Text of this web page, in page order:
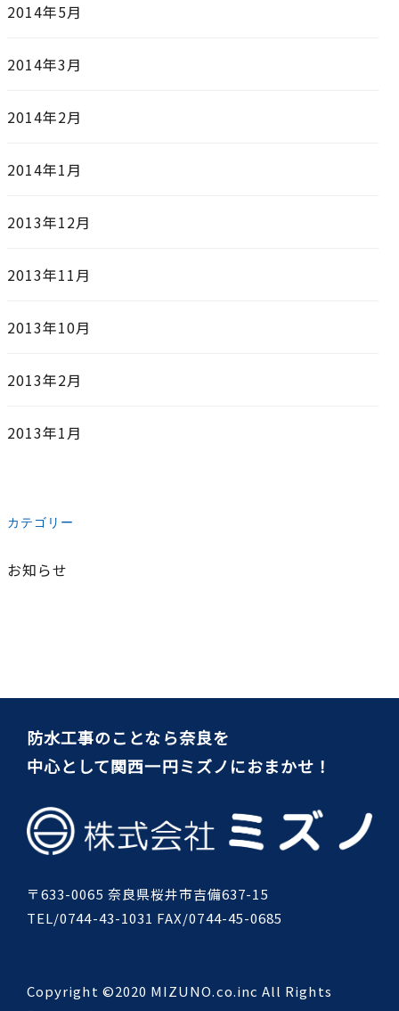
2014年5月
2014年3月
2014年2月
2014年1月
2013年12月
2013年11月
2013年10月
2013年2月
2013年1月
カテゴリー
お知らせ
防水工事のことなら奈良を
中心として関西一円ミズノにおまかせ！
〒633-0065 奈良県桜井市吉備637-15
TEL/0744-43-1031 FAX/0744-45-0685
Copyright ©2020 MIZUNO.co.inc All Rights